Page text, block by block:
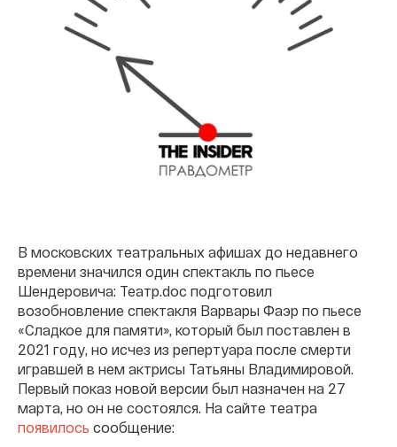
В московских театральных афишах до недавнего
времени значился один спектакль по пьесе
Шендеровича: Театр.doc подготовил
возобновление спектакля Варвары Фаэр по пьесе
«Сладкое для памяти», который был поставлен в
2021 году, но исчез из репертуара после смерти
игравшей в нем актрисы Татьяны Владимировой.
Первый показ новой версии был назначен на 27
марта, но он не состоялся. На сайте театра
появилось сообщение: